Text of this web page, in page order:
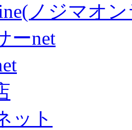
ノジマオ
ーnet
ット